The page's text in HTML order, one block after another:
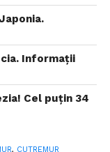
Informații
Cel puțin 34
, CUTREMUR